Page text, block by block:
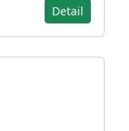
Detail